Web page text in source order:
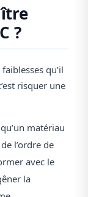
?
qu’il
risquer une
matériau
l’ordre de
avec le
la